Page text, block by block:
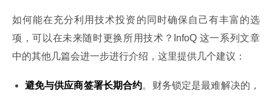
如何能在充分利用技术投资的同时确保自己有丰富的选
项，可以在未来随时更换所用技术？InfoQ 这一系列文章
中的其他几篇会进一步进行介绍，这里提供几个建议：
避免与供应商签署长期合约。财务锁定是最难解决的，